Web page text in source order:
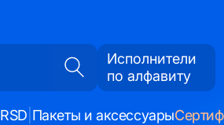
Исполнители
по алфавиту
RSD Пакеты и аксессуары